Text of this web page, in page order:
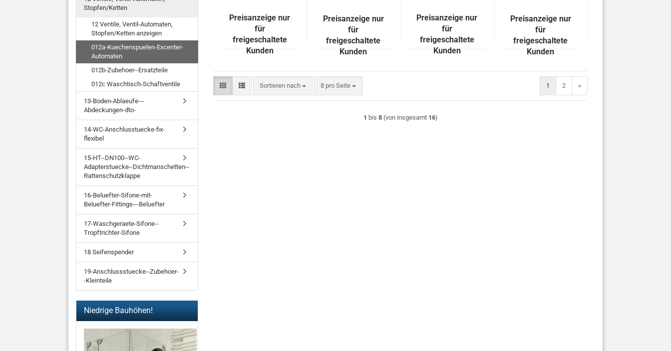
Preisanzeige nur
für
freigeschaltete
Kunden
Preisanzeige nur
für
freigeschaltete
Kunden
Preisanzeige nur
für
freigeschaltete
Kunden
Preisanzeige nur
für
freigeschaltete
Kunden
Sortieren nach
Sortieren nach 8 pro Seite
pro Seite 1 2 »
1 bis 8(von insgesamt 16)
Stopfen/Ketten
12 Ventile, Ventil-Automaten,
Stopfen/Ketten anzeigen
012a-Kuechenspuelen-Excenter-
Automaten
012b-Zubehoer--Ersatzteile
012c Waschtisch-Schaftventile
13-Boden-Ablaeufe---
Abdeckungen-dto-
14-WC-Anschlusstuecke-fix-
flexibel
15-HT--DN100--WC-
Adapterstuecke--Dichtmanschetten--
Rattenschutzklappe
16-Beluefter-Sifone-mit-
Beluefter-Fittings---Beluefter
17-Waschgeraete-Sifone--
Tropftrichter-Sifone
18 Seifenspender
19-Anschlussstuecke--Zubehoer-
-Kleinteile
Niedrige Bauhöhen!